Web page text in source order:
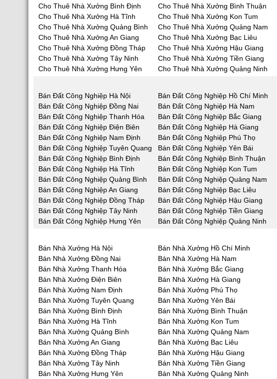
Cho Thuê Nhà Xưởng Bình Định
Cho Thuê Nhà Xưởng Bình Thuận
Cho Thuê Nhà Xưởng Hà Tĩnh
Cho Thuê Nhà Xưởng Kon Tum
Cho Thuê Nhà Xưởng Quảng Bình
Cho Thuê Nhà Xưởng Quảng Nam
Cho Thuê Nhà Xưởng An Giang
Cho Thuê Nhà Xưởng Bạc Liêu
Cho Thuê Nhà Xưởng Đồng Tháp
Cho Thuê Nhà Xưởng Hậu Giang
Cho Thuê Nhà Xưởng Tây Ninh
Cho Thuê Nhà Xưởng Tiền Giang
Cho Thuê Nhà Xưởng Hưng Yên
Cho Thuê Nhà Xưởng Quảng Ninh
Bán Đất Công Nghiệp Hà Nội Bán Đất Công Nghiệp Hồ Chí Minh
Bán Đất Công Nghiệp Đồng Nai
Bán Đất Công Nghiệp Hà Nam
Bán Đất Công Nghiệp Thanh Hóa
Bán Đất Công Nghiệp Bắc Giang
Bán Đất Công Nghiệp Điện Biên
Bán Đất Công Nghiệp Hà Giang
Bán Đất Công Nghiệp Nam Định
Bán Đất Công Nghiệp Phú Thọ
Bán Đất Công Nghiệp Tuyên Quang
Bán Đất Công Nghiệp Yên Bái
Bán Đất Công Nghiệp Bình Định
Bán Đất Công Nghiệp Bình Thuận
Bán Đất Công Nghiệp Hà Tĩnh
Bán Đất Công Nghiệp Kon Tum
Bán Đất Công Nghiệp Quảng Bình
Bán Đất Công Nghiệp Quảng Nam
Bán Đất Công Nghiệp An Giang
Bán Đất Công Nghiệp Bạc Liêu
Bán Đất Công Nghiệp Đồng Tháp
Bán Đất Công Nghiệp Hậu Giang
Bán Đất Công Nghiệp Tây Ninh
Bán Đất Công Nghiệp Tiền Giang
Bán Đất Công Nghiệp Hưng Yên
Bán Đất Công Nghiệp Quảng Ninh
Bán Nhà Xưởng Hà Nội Bán Nhà Xưởng Hồ Chí Minh
Bán Nhà Xưởng Đồng Nai
Bán Nhà Xưởng Hà Nam
Bán Nhà Xưởng Thanh Hóa
Bán Nhà Xưởng Bắc Giang
Bán Nhà Xưởng Điện Biên
Bán Nhà Xưởng Hà Giang
Bán Nhà Xưởng Nam Định
Bán Nhà Xưởng Phú Thọ
Bán Nhà Xưởng Tuyên Quang
Bán Nhà Xưởng Yên Bái
Bán Nhà Xưởng Bình Định
Bán Nhà Xưởng Bình Thuận
Bán Nhà Xưởng Hà Tĩnh
Bán Nhà Xưởng Kon Tum
Bán Nhà Xưởng Quảng Bình
Bán Nhà Xưởng Quảng Nam
Bán Nhà Xưởng An Giang
Bán Nhà Xưởng Bạc Liêu
Bán Nhà Xưởng Đồng Tháp
Bán Nhà Xưởng Hậu Giang
Bán Nhà Xưởng Tây Ninh
Bán Nhà Xưởng Tiền Giang
Bán Nhà Xưởng Hưng Yên
Bán Nhà Xưởng Quảng Ninh